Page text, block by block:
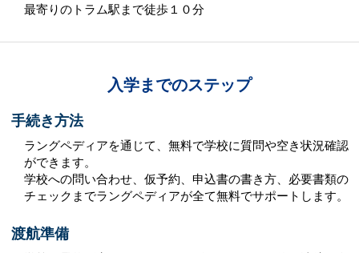
最寄りのトラム駅まで徒歩１０分
入学までのステップ
手続き方法
ラングペディアを通じて、無料で学校に質問や空き状況確認
ができます。
学校への問い合わせ、仮予約、申込書の書き方、必要書類の
チェックまでラングペディアが全て無料でサポートします。
渡航準備